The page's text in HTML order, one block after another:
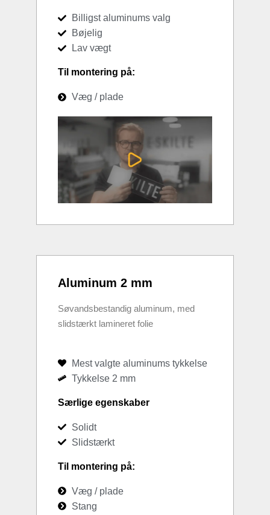
Billigst aluminums valg
Bøjelig
Lav vægt
Til montering på:
Væg / plade
Aluminum 2 mm
Søvandsbestandig aluminum, med
slidstærkt lamineret folie
Mest valgte aluminums tykkelse
Tykkelse 2 mm
Særlige egenskaber
Solidt
Slidstærkt
Til montering på:
Væg / plade
Stang